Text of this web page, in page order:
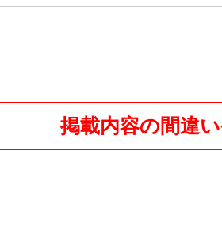
掲載内容の間違